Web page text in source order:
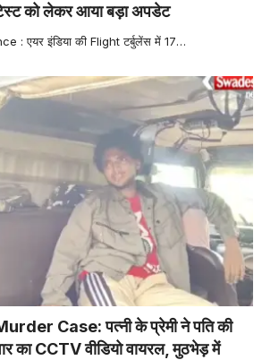
को लेकर आया बड़ा अपडेट
: एयर इंडिया की Flight टर्बुलेंस में 17…
Case: पत्नी के प्रेमी ने पति की
का CCTV वीडियो वायरल, मुठभेड़ में